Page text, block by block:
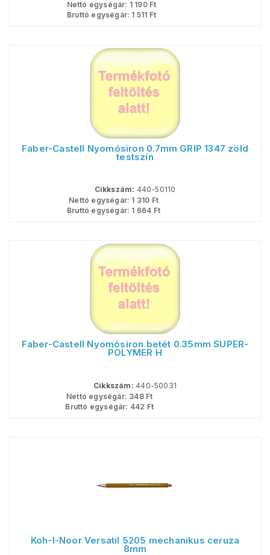
Nettó egységár: 1 190Ft
Bruttó egységár: 1 511 Ft
Faber-Castell Nyomósiron 0.7mm GRIP 1347 zöld
testszín
Cikkszám: 440-50110
Nettó egységár: 1 310 Ft
Bruttó egységár: 1 664 Ft
Faber-Castell Nyomósiron betét 0.35mm SUPER-
POLYMER H
Cikkszám: 440-50031
Nettó egységár: 348Ft
Bruttó egységár: 442 Ft
Koh-I-Noor Versatil 5205 mechanikus ceruza
8mm